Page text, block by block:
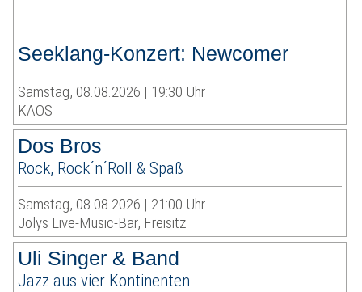
Seeklang-Konzert: Newcomer
Samstag, 08.08.2026 | 19:30 Uhr
KAOS
Dos Bros
Rock, Rock´n´Roll & Spaß
Samstag, 08.08.2026 | 21:00 Uhr
Jolys Live-Music-Bar, Freisitz
Uli Singer & Band
Jazz aus vier Kontinenten